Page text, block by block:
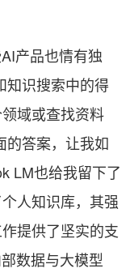
产品也情有独
知识搜索中的得
域或查找资料
的答案，让我如
LM也给我留下了
人知识库，其强
提供了坚实的支
数据与大模型